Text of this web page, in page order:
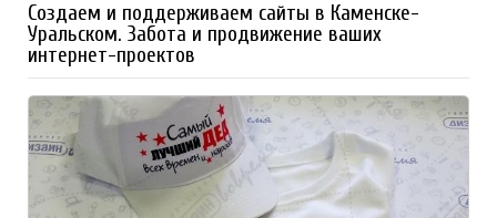
Создаем и поддерживаем сайты в Каменске-
Уральском. Забота и продвижение ваших
интернет-проектов